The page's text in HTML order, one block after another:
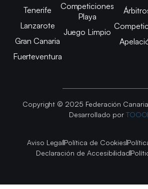
Tenerife
Lanzarote
Gran Canaria
Fuerteventura
Competiciones
Playa
Juego Limpio
Copyright © 2025 Federación
Desarrollado por
Aviso LegalPolítica de Cookies
Declaración de Accesibilidad